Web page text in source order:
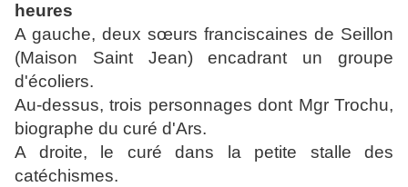
heures
A gauche, deux sœurs franciscaines de Seillon
(Maison Saint Jean) encadrant un groupe
d'écoliers.
Au-dessus, trois personnages dont Mgr Trochu,
biographe du curé d'Ars.
A droite, le curé dans la petite stalle des
catéchismes.